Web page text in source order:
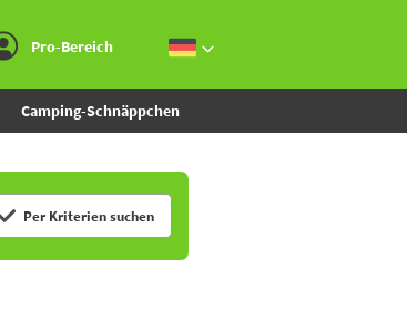
Pro-Bereich
Camping-Schnäppchen
Per Kriterien suchen